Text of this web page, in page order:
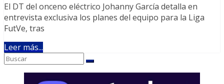
El DT del onceno eléctrico Johanny García detalla en
entrevista exclusiva los planes del equipo para la Liga
FutVe, tras
Leer más...